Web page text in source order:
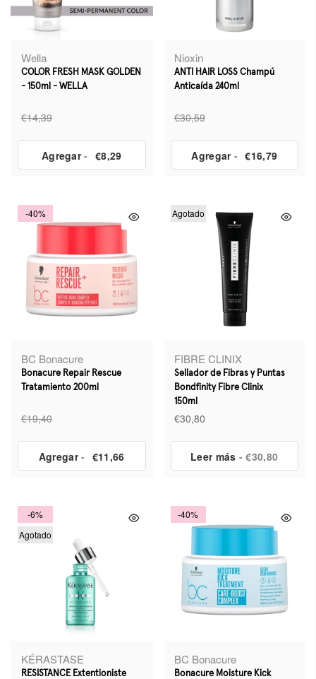
Wella
COLOR FRESH MASK GOLDEN
- 150ml - WELLA
€14,39
Agregar- €8,29
Nioxin
ANTI HAIR LOSS Champú
Anticaída 240ml
€30,59
Agregar- €16,79
-40%
BC Bonacure
Bonacure Repair Rescue
Tratamiento 200ml
€19,40
Agregar- €11,66
Agotado
FIBRE CLINIX
Sellador de Fibras y Puntas
Bondfinity Fibre Clinix
150ml
€30,80
Leer más - €30,80
-6%
Agotado
KÉRASTASE
RESISTANCE Extentioniste
-40%
BC Bonacure
Bonacure Moisture Kick